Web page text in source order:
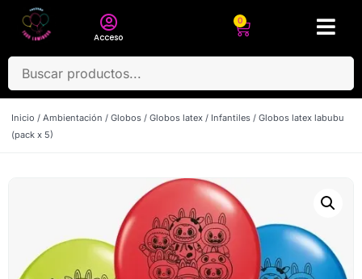
Acceso
0
Inicio / Ambientación / Globos / Globos latex / Infantiles / Globos latex labubu
(pack x 5)